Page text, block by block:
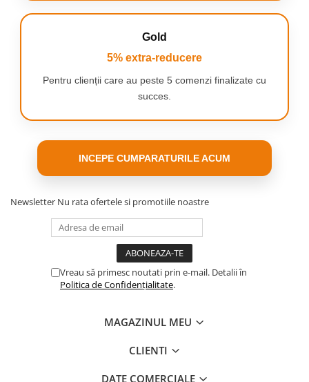
Gold
5% extra-reducere
Pentru clienții care au peste 5 comenzi finalizate cu
succes.
INCEPE CUMPARATURILE ACUM
Newsletter Nu rata ofertele si promotiile noastre
Vreau să primesc noutati prin e-mail. Detalii în
Politica de Confidențialitate.
MAGAZINUL MEU
CLIENTI
DATE COMERCIALE